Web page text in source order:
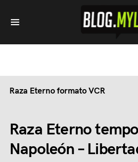
Raza Eterno formato VCR
Raza Eterno
Napoleón –